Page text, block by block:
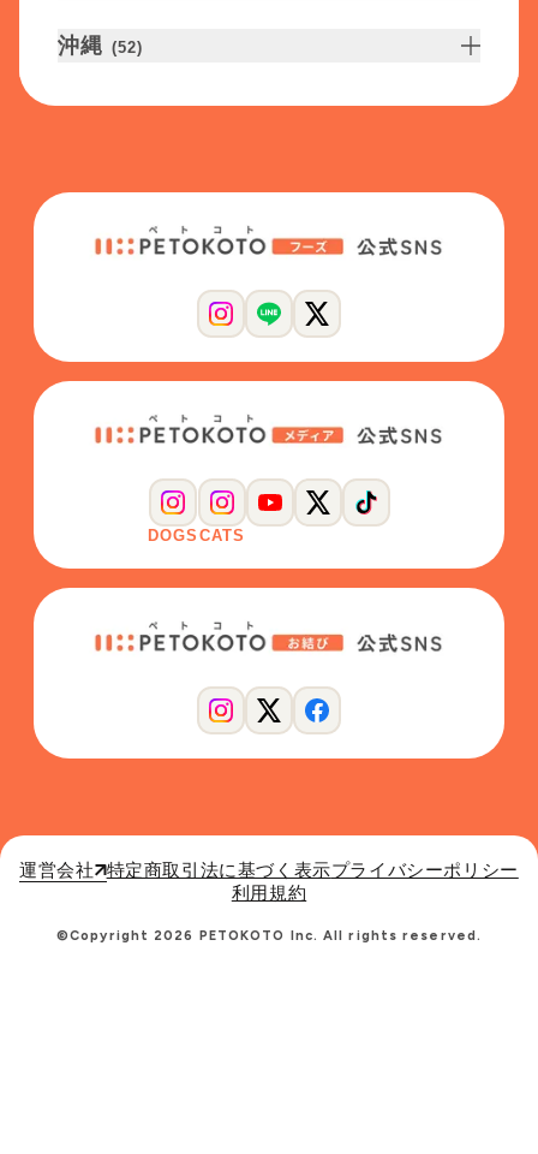
沖縄 (52)
DOGS CATS
運営会社 特定商取引法に基づく表示プライバシーポリシー
利用規約
©Copyright 2026 PETOKOTO Inc. All rights reserved.